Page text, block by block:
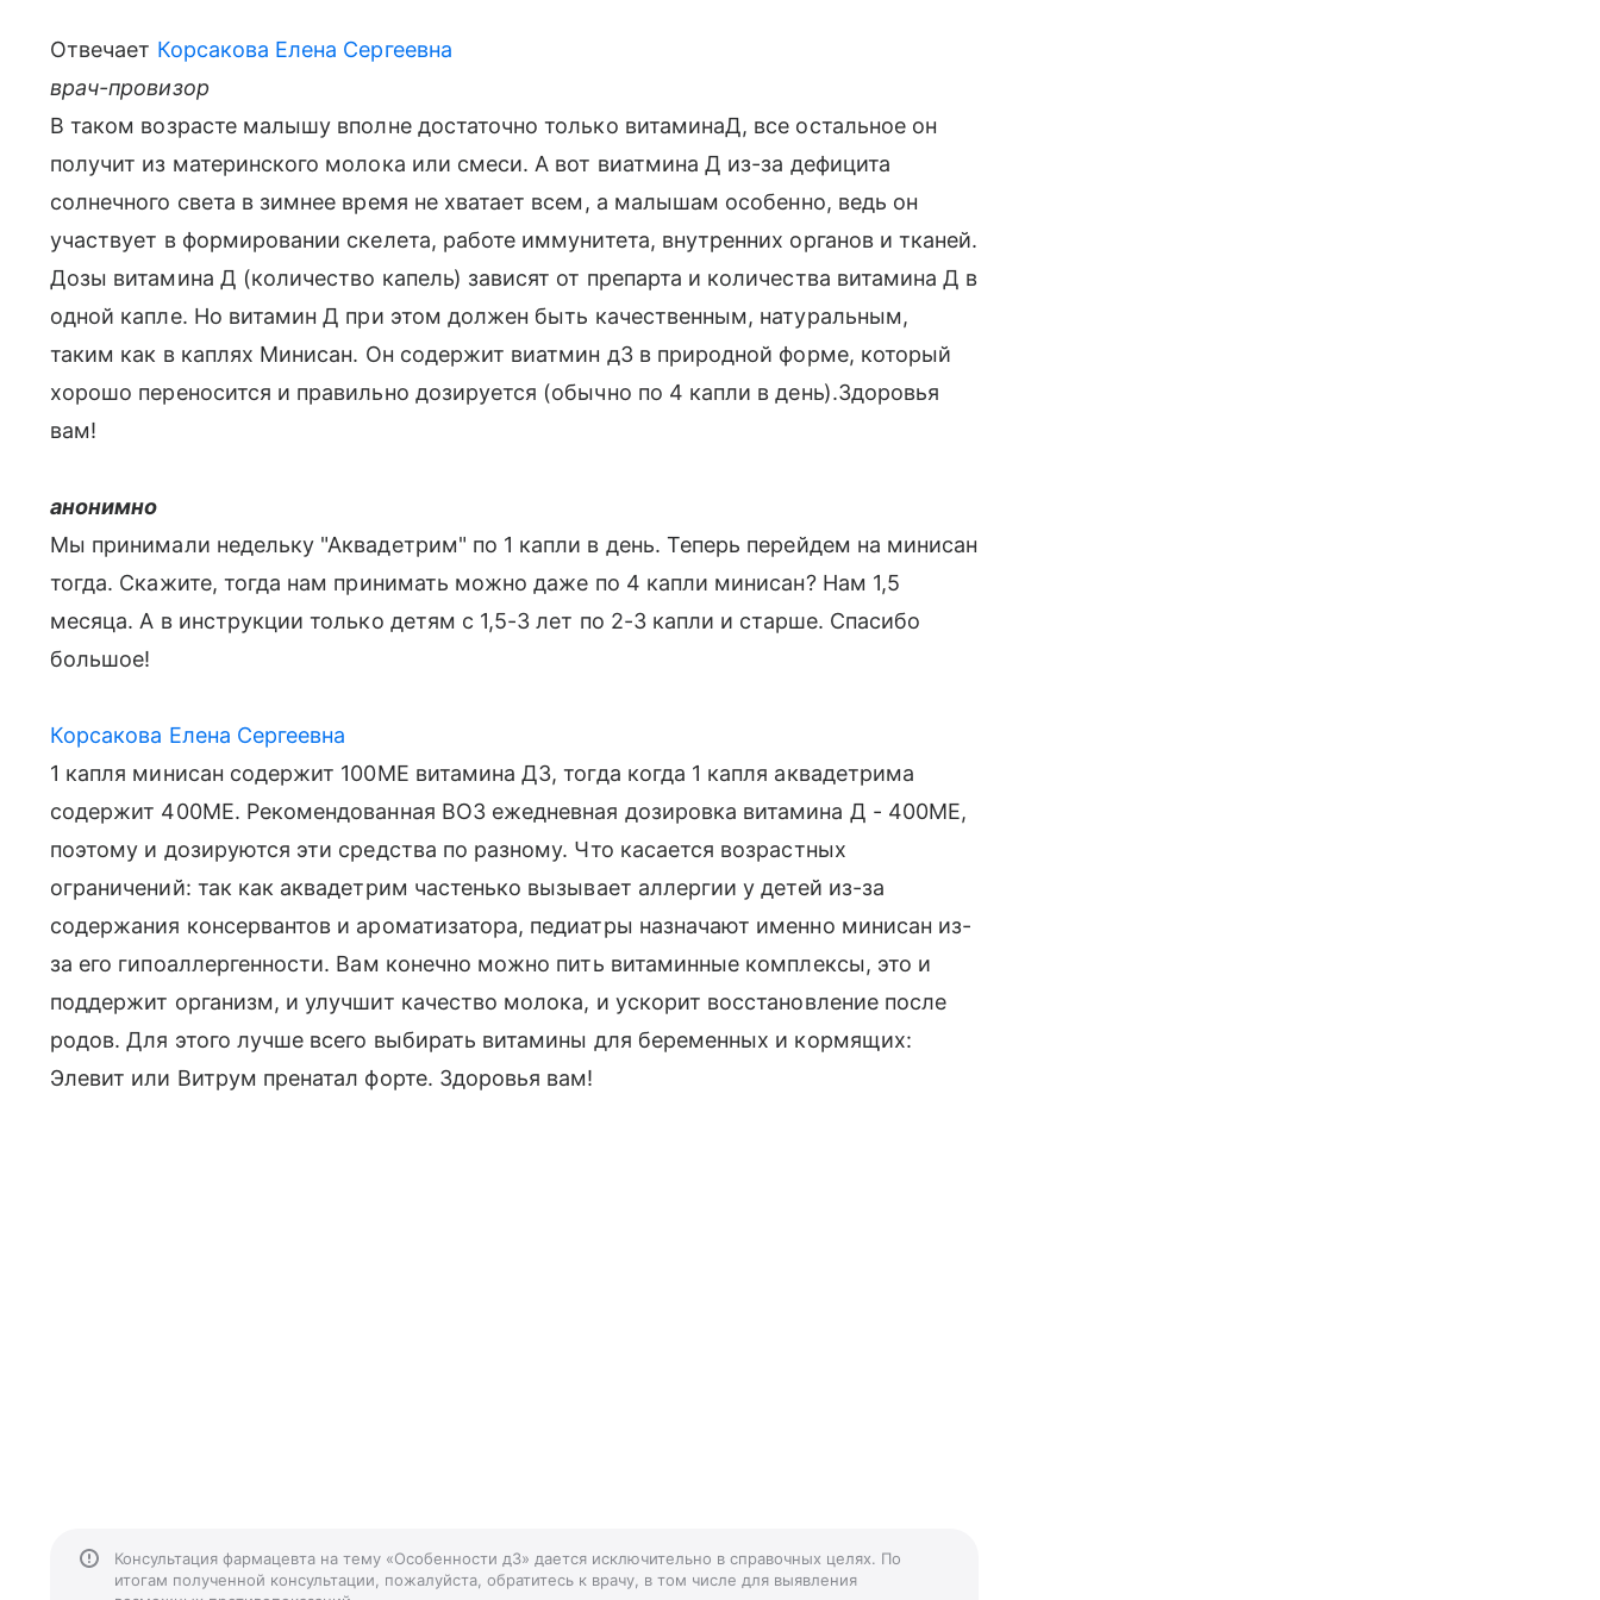
Отвечает Корсакова Елена Сергеевна
врач-провизор
В таком возрасте малышу вполне достаточно только витаминаД, все остальное он
получит из материнского молока или смеси. А вот виатмина Д из-за дефицита
солнечного света в зимнее время не хватает всем, а малышам особенно, ведь он
участвует в формировании скелета, работе иммунитета, внутренних органов и тканей.
Дозы витамина Д (количество капель) зависят от препарта и количества витамина Д в
одной капле. Но витамин Д при этом должен быть качественным, натуральным,
таким как в каплях Минисан. Он содержит виатмин д3 в природной форме, который
хорошо переносится и правильно дозируется (обычно по 4 капли в день).Здоровья
вам!
анонимно
Мы принимали недельку "Аквадетрим" по 1 капли в день. Теперь перейдем на минисан
тогда. Скажите, тогда нам принимать можно даже по 4 капли минисан? Нам 1,5
месяца. А в инструкции только детям с 1,5-3 лет по 2-3 капли и старше. Спасибо
большое!
Корсакова Елена Сергеевна
1 капля минисан содержит 100МЕ витамина Д3, тогда когда 1 капля аквадетрима
содержит 400МЕ. Рекомендованная ВОЗ ежедневная дозировка витамина Д - 400МЕ,
поэтому и дозируются эти средства по разному. Что касается возрастных
ограничений: так как аквадетрим частенько вызывает аллергии у детей из-за
содержания консервантов и ароматизатора, педиатры назначают именно минисан из-
за его гипоаллергенности. Вам конечно можно пить витаминные комплексы, это и
поддержит организм, и улучшит качество молока, и ускорит восстановление после
родов. Для этого лучше всего выбирать витамины для беременных и кормящих:
Элевит или Витрум пренатал форте. Здоровья вам!
Консультация фармацевта на тему «Особенности д3» дается исключительно в справочных целях. По
итогам полученной консультации, пожалуйста, обратитесь к врачу, в том числе для выявления